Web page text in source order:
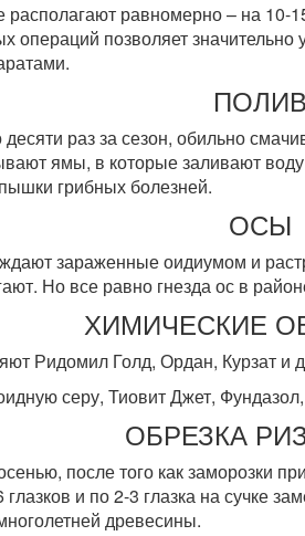
равномерно – на 10-
операций позволяет значительно
раз за сезон, обильно
ямы, в которые заливают
грибных болезней.
ОСЫ
зараженные оидиумом и
Но все равно гнезда ос в
ХИМИЧЕСКИЕ
Ридомил Голд, Ордан, Курзат и
серу, Тиовит Джет,
ОБРЕЗКА
после того как заморозки
и по 2-3 глазка на сучке
древесины.